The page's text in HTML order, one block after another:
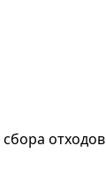
отходов